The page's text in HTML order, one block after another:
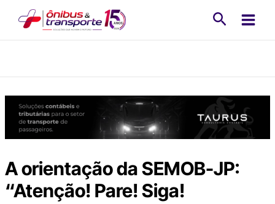
A orientação da SEMOB-JP:
“Atenção! Pare! Siga!